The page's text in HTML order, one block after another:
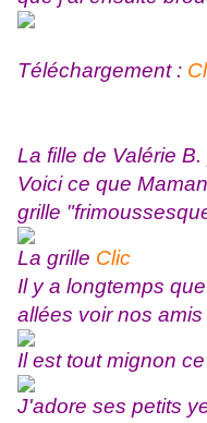
Téléchargement :
La fille de Valérie
Voici ce que
grille
La grille Clic
Il y a longtemps
allées voir nos
Il est tout mignon
J'adore ses petits